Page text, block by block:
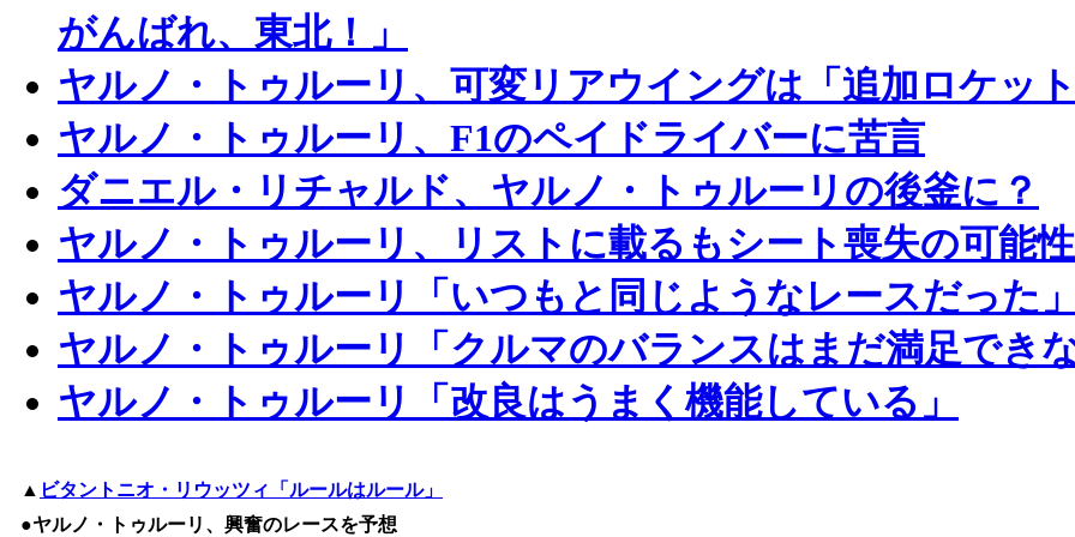
がんばれ、東北！」
ヤルノ・トゥルーリ、可変リアウイングは「追加ロケット
ヤルノ・トゥルーリ、F1のペイドライバーに苦言
ダニエル・リチャルド、ヤルノ・トゥルーリの後釜に？
ヤルノ・トゥルーリ、リストに載るもシート喪失の可能
ヤルノ・トゥルーリ「いつもと同じようなレースだった」
ヤルノ・トゥルーリ「クルマのバランスはまだ満足できな
ヤルノ・トゥルーリ「改良はうまく機能している」
▲ ビタントニオ・リウッツィ「ルールはルール」
●ヤルノ・トゥルーリ、興奮のレースを予想